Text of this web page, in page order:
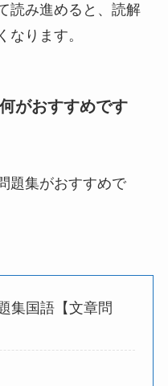
読み進めると、読解
なります。
がおすすめです
題集がおすすめで
集国語【文章問